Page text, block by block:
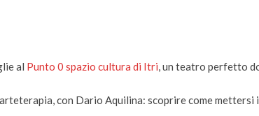
al Punto 0 spazio cultura di Itri, un teatro perfetto
con Dario Aquilina: scoprire come mettersi